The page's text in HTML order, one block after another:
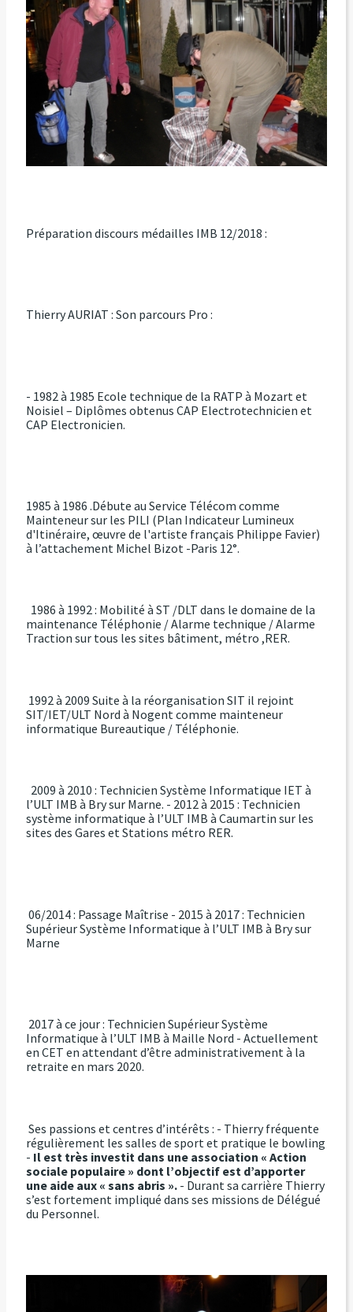
Préparation discours médailles IMB 12/2018 :
Thierry AURIAT : Son parcours Pro :
- 1982 à 1985 Ecole technique de la RATP à Mozart et
Noisiel – Diplômes obtenus CAP Electrotechnicien et
CAP Electronicien.
1985 à 1986 .Débute au Service Télécom comme
Mainteneur sur les PILI (Plan Indicateur Lumineux
d'Itinéraire, œuvre de l'artiste français Philippe Favier)
à l’attachement Michel Bizot -Paris 12°.
1986 à 1992 : Mobilité à ST /DLT dans le domaine de la
maintenance Téléphonie / Alarme technique / Alarme
Traction sur tous les sites bâtiment, métro ,RER.
1992 à 2009 Suite à la réorganisation SIT il rejoint
SIT/IET/ULT Nord à Nogent comme mainteneur
informatique Bureautique / Téléphonie.
2009 à 2010 : Technicien Système Informatique IET à
l’ULT IMB à Bry sur Marne. - 2012 à 2015 : Technicien
système informatique à l’ULT IMB à Caumartin sur les
sites des Gares et Stations métro RER.
06/2014 : Passage Maîtrise - 2015 à 2017 : Technicien
Supérieur Système Informatique à l’ULT IMB à Bry sur
Marne
2017 à ce jour : Technicien Supérieur Système
Informatique à l’ULT IMB à Maille Nord - Actuellement
en CET en attendant d’être administrativement à la
retraite en mars 2020.
Ses passions et centres d’intérêts : - Thierry fréquente
régulièrement les salles de sport et pratique le bowling
- Il est très investit dans une association « Action
sociale populaire » dont l’objectif est d’apporter
une aide aux « sans abris ».- Durant sa carrière Thierry
s’est fortement impliqué dans ses missions de Délégué
du Personnel.